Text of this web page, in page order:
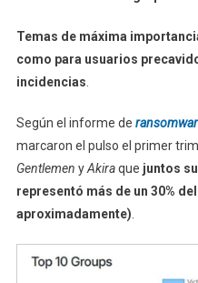
Temas de máxima
como para usuarios
incidencias.
Según el informe de
marcaron el pulso el primer
Gentlemen yAkiraque juntos
representó más de un 30%
aproximadamente).